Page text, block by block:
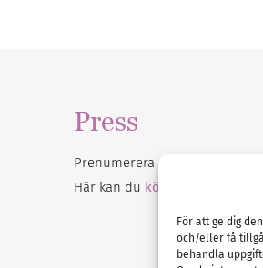
För att ge dig
och/eller få
behandla
Press
Prenumerera på vårt
Här kan du köpa